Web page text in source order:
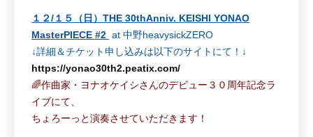
１２/１５（日）THE 30thAnniv. KEISHI YONAO
MasterPIECE #2 at 中野heavysickZERO
↓詳細＆チケット申し込みは以下のサイトにて！↓
https://yonao30th2.peatix.com/
🌈作曲家・ヨナオケイシさんのデビュー３０周年記念ラ
イブにて、
ちょろーっと演奏させていただきます！